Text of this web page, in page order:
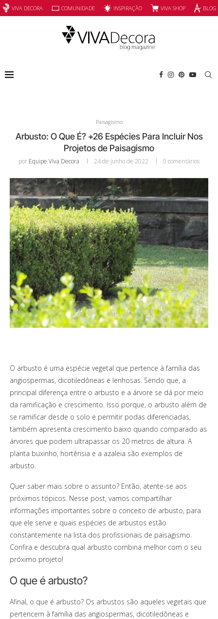
VIVA DECORA COMUNIDADE INSPIRAÇÃO VIVA SHOP
Paisagismo
Arbusto: O Que É? +26 Espécies Para Incluir Nos
Projetos de Paisagismo
por Equipe Viva Decora 24 de junho de 2022 0 comentários
O arbusto é uma espécie vegetal que pertence à família das
angiospermas, dicotiledôneas e lenhosas. Sendo que, a
principal diferença entre o arbusto e a árvore se dá por meio
da ramificação e crescimento. Isso porque, o arbusto além de
se ramificar desde o solo e permitir podas diferenciadas,
também apresenta crescimento baixo quando comparado as
árvores que podem ultrapassar os 20 metros de altura. A
planta buxinho, hortênsia e a azaleia são exemplos de
arbusto.
Quer saber mais sobre o assunto? Então, atente-se aos
próximos tópicos. Nesse post, vamos compartilhar
informações importantes sobre o conceito de arbusto, para
que ele serve e quais espécies de arbustos estão
constantemente na lista dos profissionais de paisagismo.
Confira e descubra qual arbusto combina melhor com o seu
próximo projeto!
O que é arbusto?
Afinal, o que é arbusto? Os arbustos são aqueles vegetais que
pertencem à família das angiospermas, dicotiledôneas e